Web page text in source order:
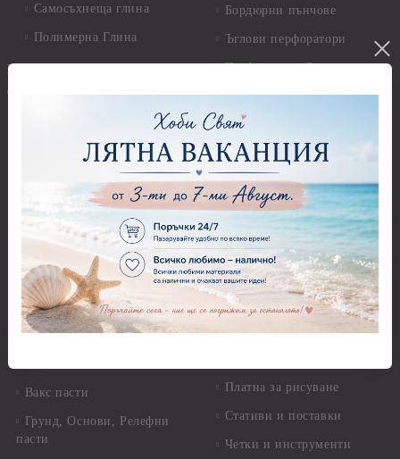
Самосъхнеща глина
Полимерна Глина
Приложни техники и
Оризова декупажна
хартия А4 - Alchemy of Art -
Оризова декупажна хартия
А4 - Itd. Collection - 25-30
гр.
Фина оризова декупажна
хартия Stamperia - 21 х
29.см. - 28гр.
Декупажна хартия - Други
Вакс пасти
Грунд, Основи, Релефни
пасти
Бордюрни пънчове
Ъглови перфоратори
Перфоратори Основни
Перфоратори - Сърца и
звезди
Перфоратори - Цветя, листа
Перфоратори - Детски
Перфоратори - Животни
Перфоратори - Коледни и
Зимни
Рисуване
Платна за рисуване
Стативи и поставки
Четки и инструменти